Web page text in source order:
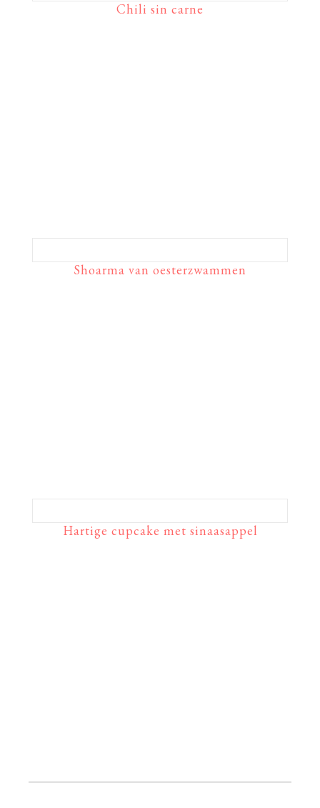
Chili sin carne
Shoarma van oesterzwammen
Hartige cupcake met sinaasappel